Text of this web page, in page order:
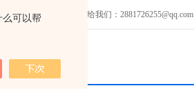
么可以帮
发邮件给我们：2881726255@qq.com